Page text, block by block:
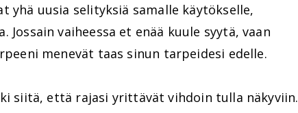
yhä uusia selityksiä samalle käytökselle,
Jossain vaiheessa et enää kuule syytä, vaan
menevät taas sinun tarpeidesi edelle.
siitä, että rajasi yrittävät vihdoin tulla näkyviin.